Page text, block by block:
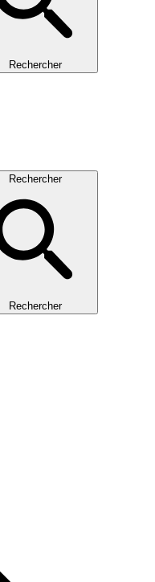
Rechercher
Rechercher
Rechercher